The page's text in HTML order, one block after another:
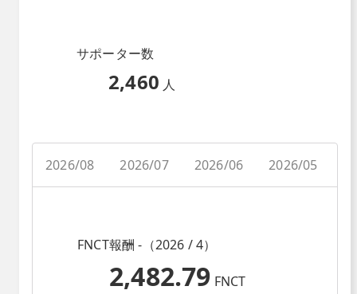
サポーター数
2,460 人
2026/08 2026/07 2026/06 2026/05
FNCT報酬 -（2026 / 4）
2,482.79 FNCT